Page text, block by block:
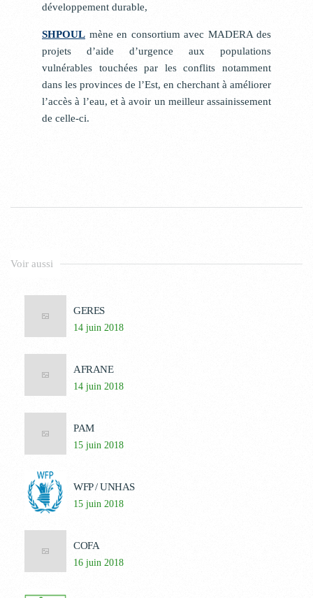
développement durable,
SHPOUL mène en consortium avec MADERA des
projets d’aide d’urgence aux populations
vulnérables touchées par les conflits notamment
dans les provinces de l’Est, en cherchant à améliorer
l’accès à l’eau, et à avoir un meilleur assainissement
de celle-ci.
Voir aussi
GERES
14 juin 2018
AFRANE
14 juin 2018
PAM
15 juin 2018
WFP / UNHAS
15 juin 2018
COFA
16 juin 2018